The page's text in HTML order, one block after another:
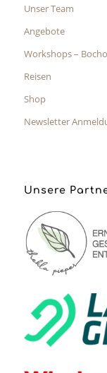
Unser Team
Angebote
Workshops –
Reisen
Shop
Newsletter
Unsere